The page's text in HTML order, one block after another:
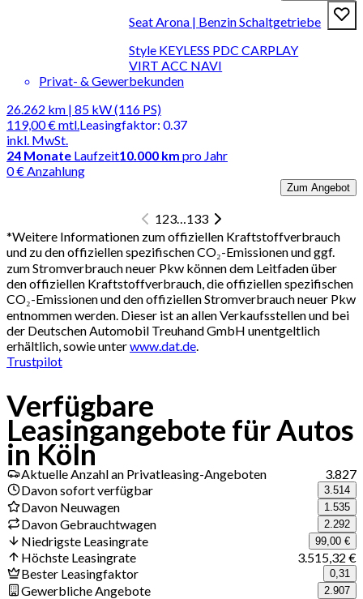
Seat Arona | Benzin Schaltgetriebe
Style KEYLESS PDC CARPLAY
VIRT ACC NAVI
Privat- & Gewerbekunden
26.262 km | 85 kW (116 PS)
119,00 €mtl.
inkl. MwSt.
Leasingfaktor: 0.37
24 Monate Laufzeit10.000 km pro Jahr
0 € Anzahlung
Zum Angebot
123…133
*Weitere Informationen zum offiziellen Kraftstoffverbrauch
und zu den offiziellen spezifischen CO₂-Emissionen und ggf.
zum Stromverbrauch neuer Pkw können dem Leitfaden über
den offiziellen Kraftstoffverbrauch, die offiziellen spezifischen
CO₂-Emissionen und den offiziellen Stromverbrauch neuer Pkw
entnommen werden. Dieser ist an allen Verkaufsstellen und bei
der Deutschen Automobil Treuhand GmbH unentgeltlich
erhältlich, sowie unterwww.dat.de
Trustpilot
Verfügbare
Leasingangebote für Autos
in Köln
Aktuelle Anzahl an Privatleasing-Angeboten
3.827
Davon sofort verfügbar
3.514
Davon Neuwagen 1.535
Davon Gebrauchtwagen 2.292
Niedrigste Leasingrate 99,00 €
Höchste Leasingrate
3.515,32 €
Bester Leasingfaktor
0,31
Gewerbliche Angebote 2.907